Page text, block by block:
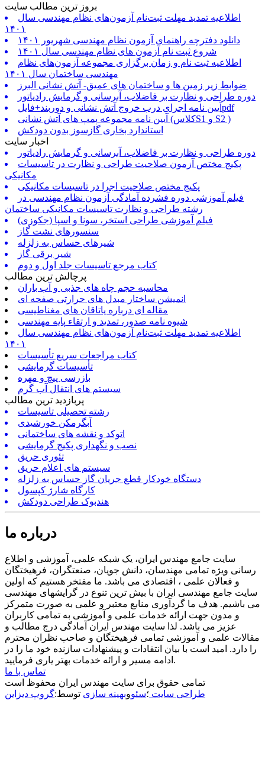
بروز ترین مطالب سایت
اطلاعیه تمدید مهلت ثبت‌نام آزمون‌های نظام مهندسی سال
۱۴۰۱
دانلود دفترچه راهنمای آزمون نظام مهندسی شهریور ۱۴۰۱
شروع ثبت نام آزمون های نظام مهندسی سال ۱۴۰۱
اطلاعیه ثبت نام و زمان برگزاری مجموعه آزمون‌های نظام
مهندسی ساختمان سال ۱۴۰۱
ضوابط زیر زمین ها و ساختمان های عمیق- آتش نشانی البرز
دوره طراحی و نظارت بر فاضلاب، آبرسانی و گرمایش رادیاتور
آیین نامه اجرای درب خروج آتش نشانی و دوربند+فایلpdf
آیین نامه مجموعه پمپ های آتش نشانی (کلاسS1 و S2 )
استاندارد بخاری گازسوز بدون دودکش
اخبار سایت
دوره طراحی و نظارت بر فاضلاب، آبرسانی و گرمایش رادیاتور
پکیج مختص آزمون صلاحیت طراحی و نظارت در تاسیسات
مکانیکی
پکیج مختص صلاحیت اجرا در تاسیسات مکانیکی
فیلم آموزشی دوره فشرده آمادگی آزمون نظام مهندسی در
رشته طراحی و نظارت تاسیسات مکانیکی ساختمان
فیلم آموزشی طراحی استخر، سونا و اسپا (جکوزی)
سنسورهای نشت گاز
شیرهای حساس به زلزله
شیر برقی گاز
کتاب مرجع تاسیسات جلد اول و دوم
پرچالش ترین مطالب
محاسبه حجم چاه های جذبی و آب باران
انمیشن ساختار مبدل های حرارتی صفحه ای
مقاله ای درباره یاتاقان های مغناطیسی
شیوه نامه صدور، تمدید و ارتقاء پایه مهندسی
اطلاعیه تمدید مهلت ثبت‌نام آزمون‌های نظام مهندسی سال
۱۴۰۱
کتاب مراجعات سریع تأسیسات
تأسیسات گرمایشی
بازرسی پیچ و مهره
سیستم های انتقال آب گرم
پربازدید ترین مطالب
رشته تحصیلی تاسیسات
آبگرمکن خورشیدی
اتوکد و نقشه های ساختمانی
نصب و نگهداری پکیج گرمایشی
تئوری حریق
سیستم های اعلام حریق
دستگاه خودکار قطع جریان گاز حساس به زلزله
کارگاه شارژ کپسول
هندبوک طراحی دودکش
درباره ما
سایت جامع مهندس ایران، یک شبکه علمی، آموزشی و اطلاع
رسانی ویژه تمامی مهندسان، دانش جویان، صنعتگران، فرهیختگان
و فعالان علمی ، اقتصادی می باشد. ما مفتخر هستیم که اولین
سایت جامع مهندسی ایران با بیش ترین تنوع در گرایشهای مهندسی
می باشیم. هدف ما گردآوری منابع معتبر و علمی به صورت متمرکز
و مدون جهت ارائه خدمات علمی و آموزشی به تمامی کاربران
عزیز می باشد. لذا سایت مهندس ایران آمادگی درج مطالب و
مقالات علمی و آموزشی تمامی فرهیختگان و صاحب نظران محترم
را دارد. امید است با بیان انتقادات و پیشنهادات سازنده خود ما را در
ادامه مسیر و ارائه خدمات بهتر یاری فرمایید.
تماس با ما
تمامی حقوق برای سایت مهندس ایران محفوظ است
طراحی سایت ؛سئووبهینه سازی توسط:گروپ دیزاین